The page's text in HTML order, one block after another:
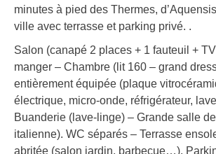
minutes à pied des Thermes,
ville avec terrasse et parking privé. .
Salon (canapé 2 places + 1 fauteuil +
manger – Chambre (lit 160 – grand
entièrement équipée (plaque
électrique, micro-onde, réfrigérateur,
Buanderie (lave-linge) – Grande salle
italienne). WC séparés – Terrasse
abritée (salon jardin, barbecue…).